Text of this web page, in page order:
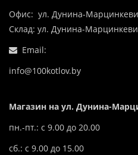
Офис: ул. Дунина-
Склад: ул. Дунина-
Email:
info@100kotlov.by
Магазин на ул. Дунина-
пн.-пт.: с 9.00 до 20.00
сб.: с 9.00 до 15.00